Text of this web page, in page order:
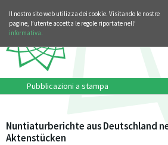
Il nostro sito web utilizza dei cookie. Visitando le nostre
pagine, l’utente accetta le regole riportate nell’
informativa.
Pubblicazioni a stampa
Nuntiaturberichte aus Deutschland
Aktenstücken